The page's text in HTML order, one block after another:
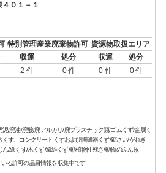
０１－１
特別管理産業廃棄物許可 資源物取扱エリア
収運 処分 収運
処分
2 件 0 件 0 件 0 件
泥/廃油/廃酸/廃アルカリ/廃プラスチック類/ゴムくず/金属く
くず、コンクリートくずおよび陶磁器くず/鉱さい/がれき
ん/紙くず/木くず/繊維くず/動植物性残さ/動物のふん尿
いる許可の品目情報を収集中です